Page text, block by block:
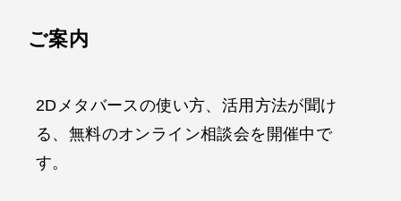
ご案内
2Dメタバースの使い方、活用方法が聞け
る、無料のオンライン相談会を開催中で
す。